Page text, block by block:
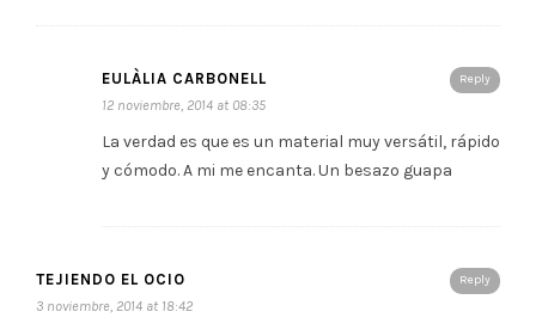
Reply
EULÀLIA CARBONELL
12 noviembre, 2014 at 08:35
La verdad es que es un material muy versátil, rápido
y cómodo. A mi me encanta. Un besazo guapa
Reply
TEJIENDO EL OCIO
3 noviembre, 2014 at 18:42